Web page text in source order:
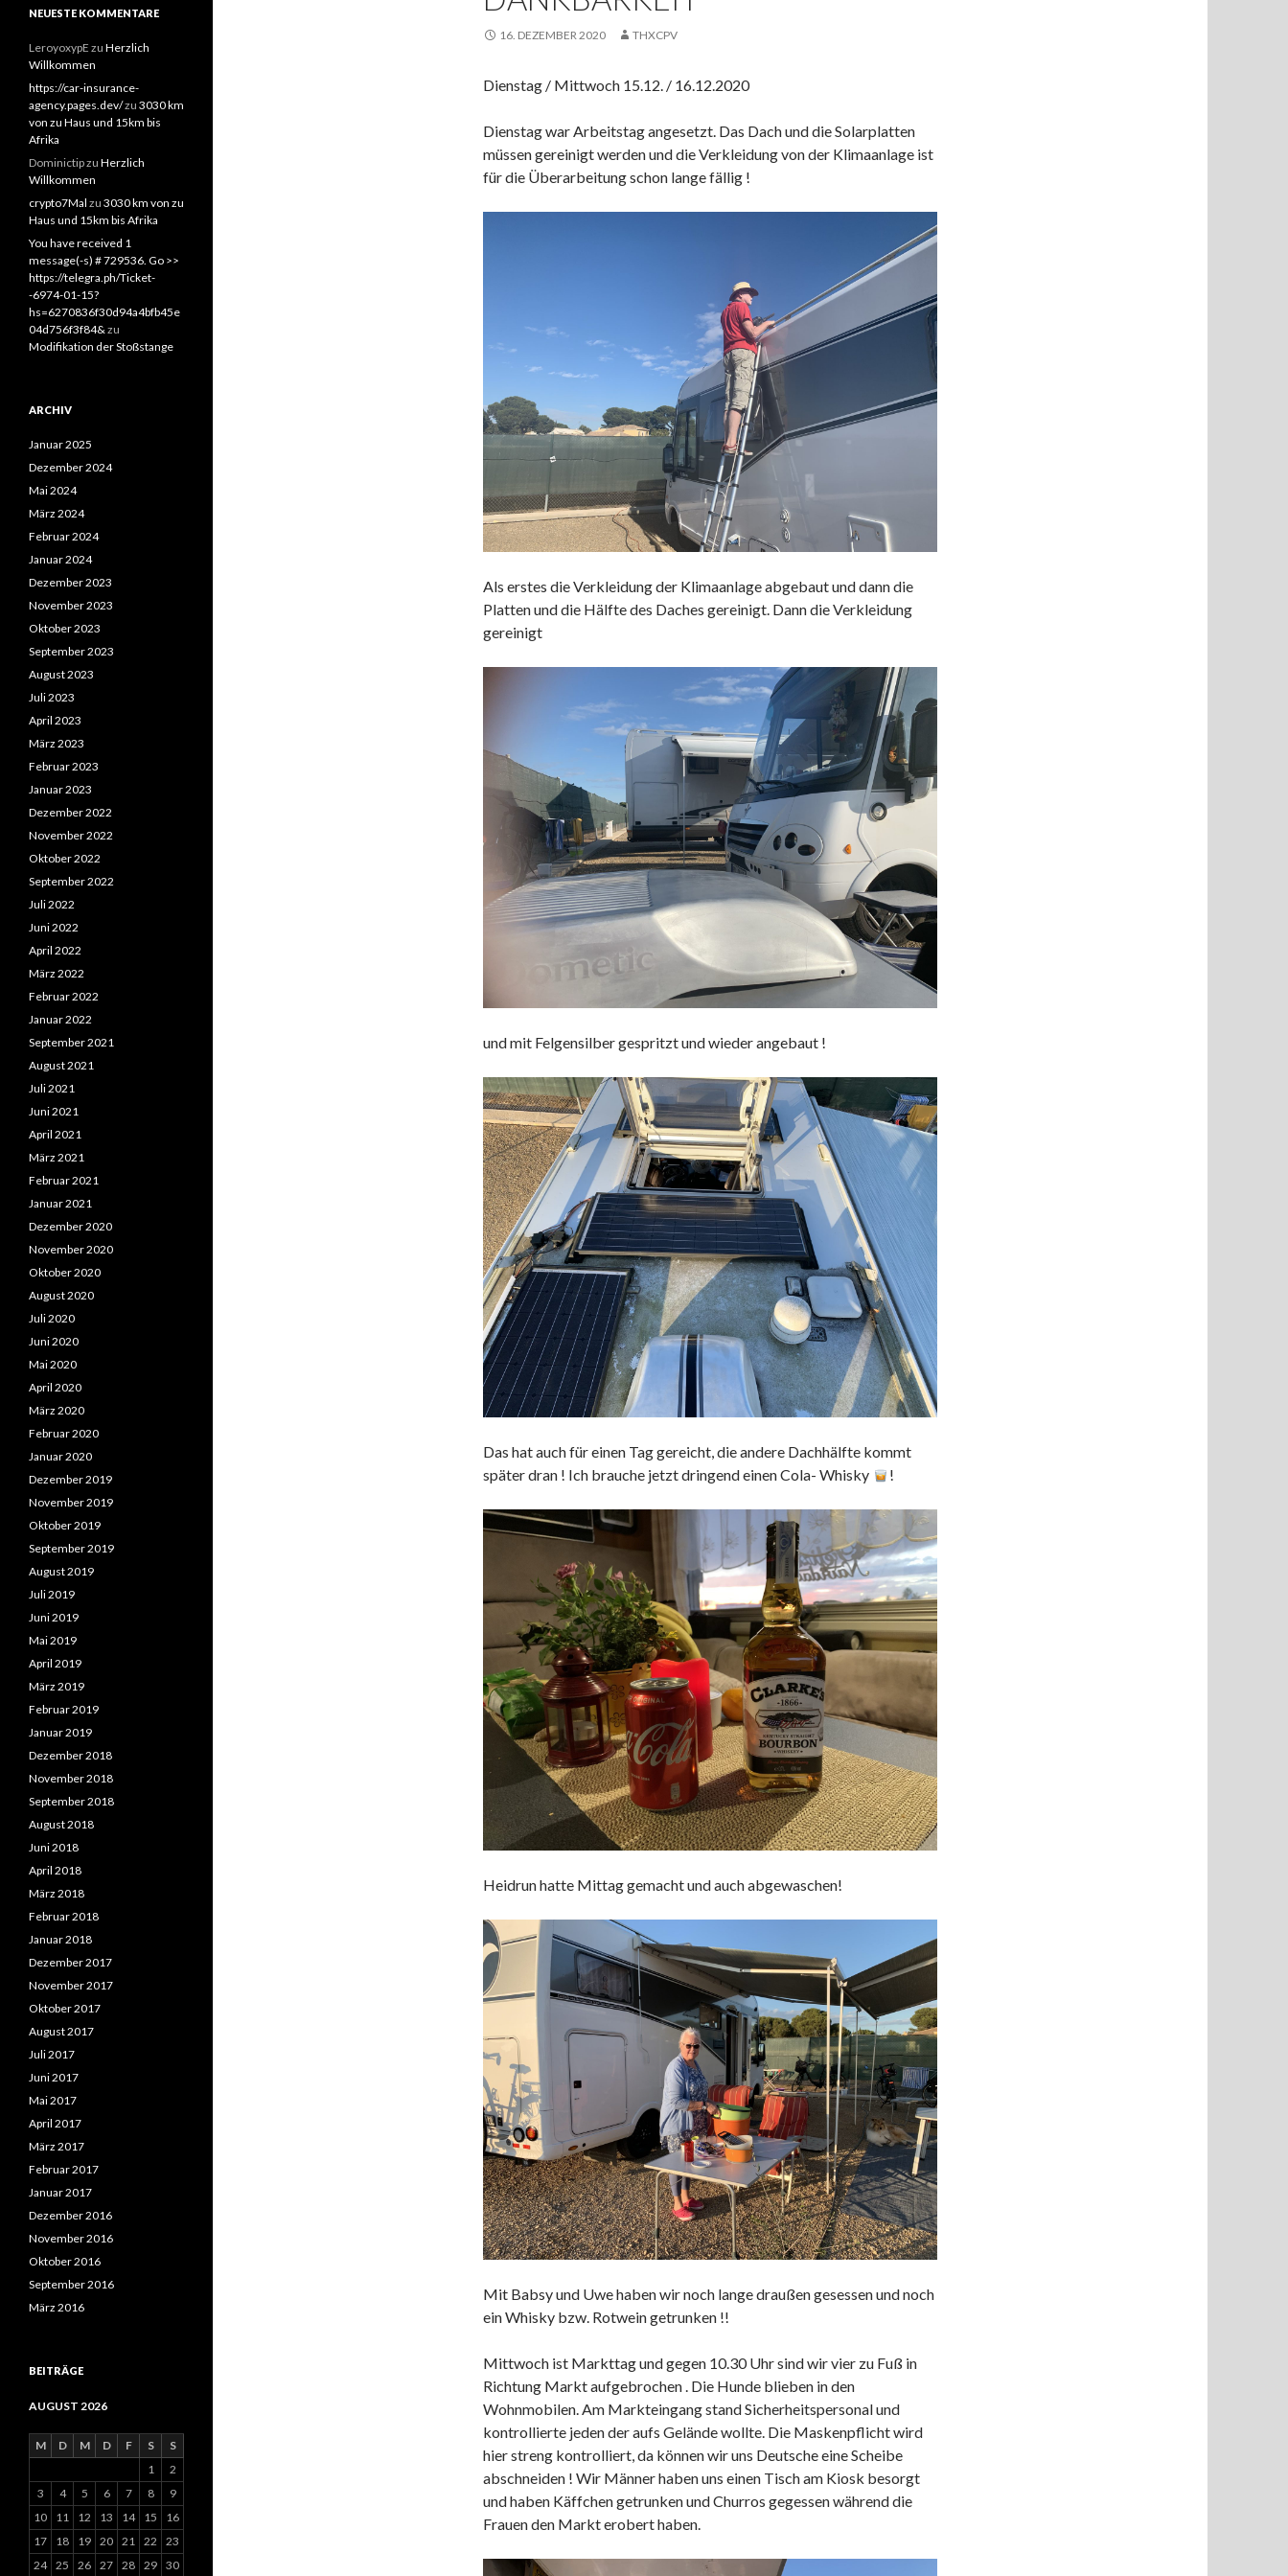
16. DEZEMBER 2020 THXCPV
Dienstag / Mittwoch 15.12. / 16.12.2020
Dienstag war Arbeitstag angesetzt. Das Dach und die Solarplatten
müssen gereinigt werden und die Verkleidung von der Klimaanlage ist
für die Überarbeitung schon lange fällig !
Als erstes die Verkleidung der Klimaanlage abgebaut und dann die
Platten und die Hälfte des Daches gereinigt. Dann die Verkleidung
gereinigt
und mit Felgensilber gespritzt und wieder angebaut !
Das hat auch für einen Tag gereicht, die andere Dachhälfte kommt
später dran ! Ich brauche jetzt dringend einen Cola- Whisky
!
Heidrun hatte Mittag gemacht und auch abgewaschen!
Mit Babsy und Uwe haben wir noch lange draußen gesessen und noch
ein Whisky bzw. Rotwein getrunken !!
Mittwoch ist Markttag und gegen 10.30 Uhr sind wir vier zu Fuß in
Richtung Markt aufgebrochen . Die Hunde blieben in den
Wohnmobilen. Am Markteingang stand Sicherheitspersonal und
kontrollierte jeden der aufs Gelände wollte. Die Maskenpflicht wird
hier streng kontrolliert, da können wir uns Deutsche eine Scheibe
abschneiden ! Wir Männer haben uns einen Tisch am Kiosk besorgt
und haben Käffchen getrunken und Churros gegessen während die
Frauen den Markt erobert haben.
NEUESTE KOMMENTARE
LeroyoxypE zu Herzlich
Willkommen
https://car-insurance-
agency.pages.dev/zu 3030 km
von zu Haus und 15km bis
Afrika
Dominictipzu Herzlich
Willkommen
crypto7Mal zu 3030 km von zu
Haus und 15km bis Afrika
You have received 1
message(-s) # 729536. Go >>
https://telegra.ph/Ticket-
-6974-01-15?
hs=6270836f30d94a4bfb45e
04d756f3f84&zu
Modifikation der Stoßstange
ARCHIV
Januar 2025
Dezember 2024
Mai 2024
März 2024
Februar 2024
Januar 2024
Dezember 2023
November 2023
Oktober 2023
September 2023
August 2023
Juli 2023
April 2023
März 2023
Februar 2023
Januar 2023
Dezember 2022
November 2022
Oktober 2022
September 2022
Juli 2022
Juni 2022
April 2022
März 2022
Februar 2022
Januar 2022
September 2021
August 2021
Juli 2021
Juni 2021
April 2021
März 2021
Februar 2021
Januar 2021
Dezember 2020
November 2020
Oktober 2020
August 2020
Juli 2020
Juni 2020
Mai 2020
April 2020
März 2020
Februar 2020
Januar 2020
Dezember 2019
November 2019
Oktober 2019
September 2019
August 2019
Juli 2019
Juni 2019
Mai 2019
April 2019
März 2019
Februar 2019
Januar 2019
Dezember 2018
November 2018
September 2018
August 2018
Juni 2018
April 2018
März 2018
Februar 2018
Januar 2018
Dezember 2017
November 2017
Oktober 2017
August 2017
Juli 2017
Juni 2017
Mai 2017
April 2017
März 2017
Februar 2017
Januar 2017
Dezember 2016
November 2016
Oktober 2016
September 2016
März 2016
BEITRÄGE
AUGUST 2026
M D M D F S
S
1
2
3
4 5 6 7 8
9
10
11 12 13 14 15
16
17
18 19 20 21 22
23
24 25 26 27 28 29 30